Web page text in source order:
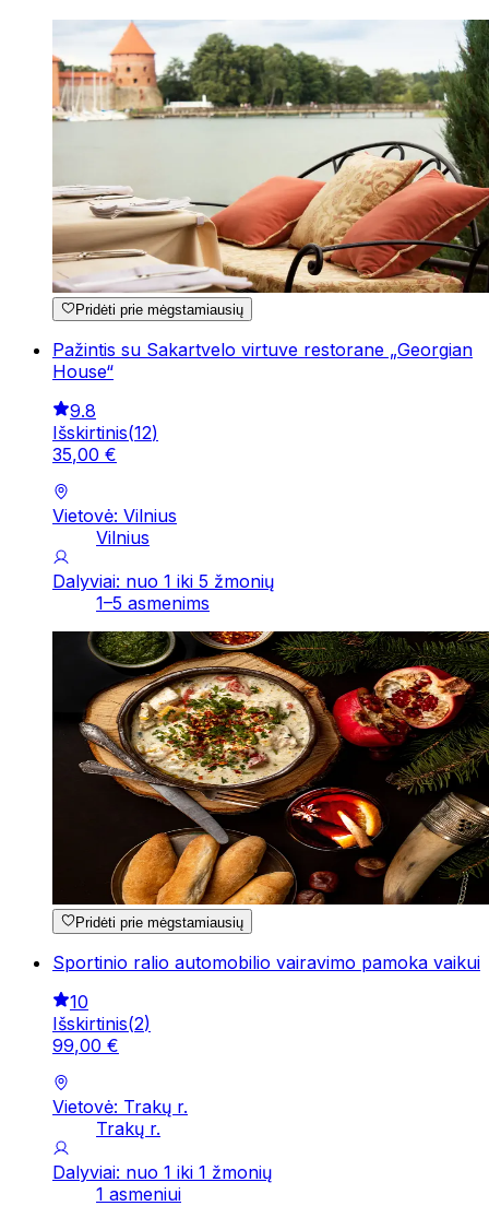
Pridėti prie mėgstamiausių
Pažintis su Sakartvelo virtuve restorane „Georgian
House“
9.8
Išskirtinis(12)
35,00 €
Vietovė: Vilnius
Vilnius
Dalyviai: nuo 1 iki 5 žmonių
1–5 asmenims
Pridėti prie mėgstamiausių
Sportinio ralio automobilio vairavimo pamoka vaikui
10
Išskirtinis(2)
99,00 €
Vietovė: Trakų r.
Trakų r.
Dalyviai: nuo 1 iki 1 žmonių
1 asmeniui